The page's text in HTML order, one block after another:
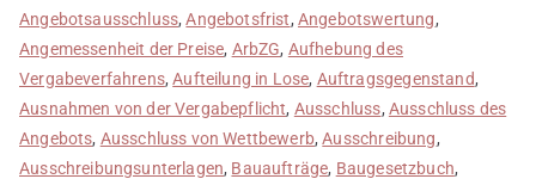
Angebotsausschluss,Angebotsfrist, Angebotswertung,
Angemessenheit der Preise, ArbZG, Aufhebung des
Vergabeverfahrens,Aufteilung in Lose, Auftragsgegenstand,
Ausnahmen von der Vergabepflicht, Ausschluss, Ausschluss des
Angebots, Ausschluss von Wettbewerb,Ausschreibung,
Ausschreibungsunterlagen, Bauaufträge, Baugesetzbuch,